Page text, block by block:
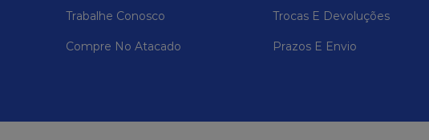
Trabalhe Conosco
Compre No Atacado
Trocas E Devoluções
Prazos E Envio